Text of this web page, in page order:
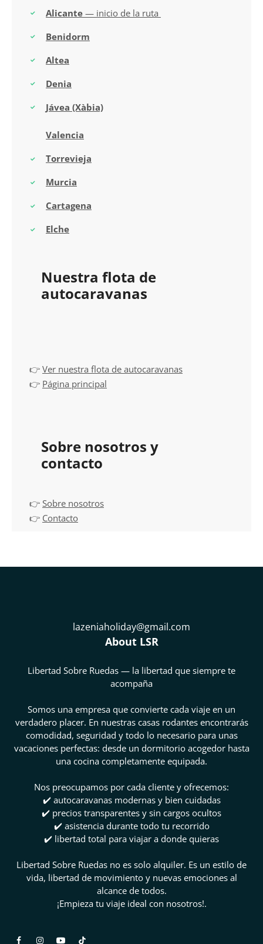
Alicante — inicio de la ruta
Benidorm
Altea
Denia
Jávea (Xàbia)
Valencia
Torrevieja
Murcia
Cartagena
Elche
Nuestra flota de
autocaravanas
👉 Ver nuestra flota de autocaravanas
👉 Página principal
Sobre nosotros y
contacto
👉 Sobre nosotros
👉 Contacto
lazeniaholiday@gmail.com
About LSR
Libertad Sobre Ruedas — la libertad que siempre te
acompaña
Somos una empresa que convierte cada viaje en un
verdadero placer. En nuestras casas rodantes encontrarás
comodidad, seguridad y todo lo necesario para unas
vacaciones perfectas: desde un dormitorio acogedor hasta
una cocina completamente equipada.
Nos preocupamos por cada cliente y ofrecemos:
✔️ autocaravanas modernas y bien cuidadas
✔️ precios transparentes y sin cargos ocultos
✔️ asistencia durante todo tu recorrido
✔️ libertad total para viajar a donde quieras
Libertad Sobre Ruedas no es solo alquiler. Es un estilo de
vida, libertad de movimiento y nuevas emociones al
alcance de todos.
¡Empieza tu viaje ideal con nosotros!.